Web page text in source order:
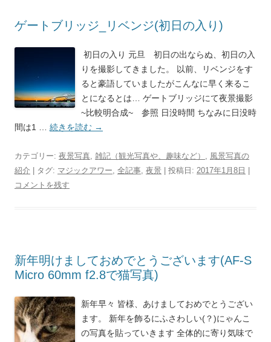
ゲートブリッジ_リベンジ(初日の入り)
初日の入り 元旦 初日の出ならぬ、初日の入
りを撮影してきました。 以前、リベンジをす
ると豪語していましたがこんなに早く来るこ
とになるとは… ゲートブリッジにて夜景撮影
~比較明合成~ 参照 日没時間 ちなみに日没時
間は1 … 続きを読む →
カテゴリー: 夜景写真, 雑記（観光写真や、趣味など） , 風景写真の
紹介 | タグ: マジックアワー, 全記事, 夜景 | 投稿日: 2017年1月8日
コメントを残す
新年明けましておめでとうございます(AF-S
Micro 60mm f2.8で猫写真)
新年早々 皆様、あけましておめでとうござい
ます。 新年を飾るにふさわしい(？)にゃんこ
の写真を貼っていきます 全体的に寄り気味で